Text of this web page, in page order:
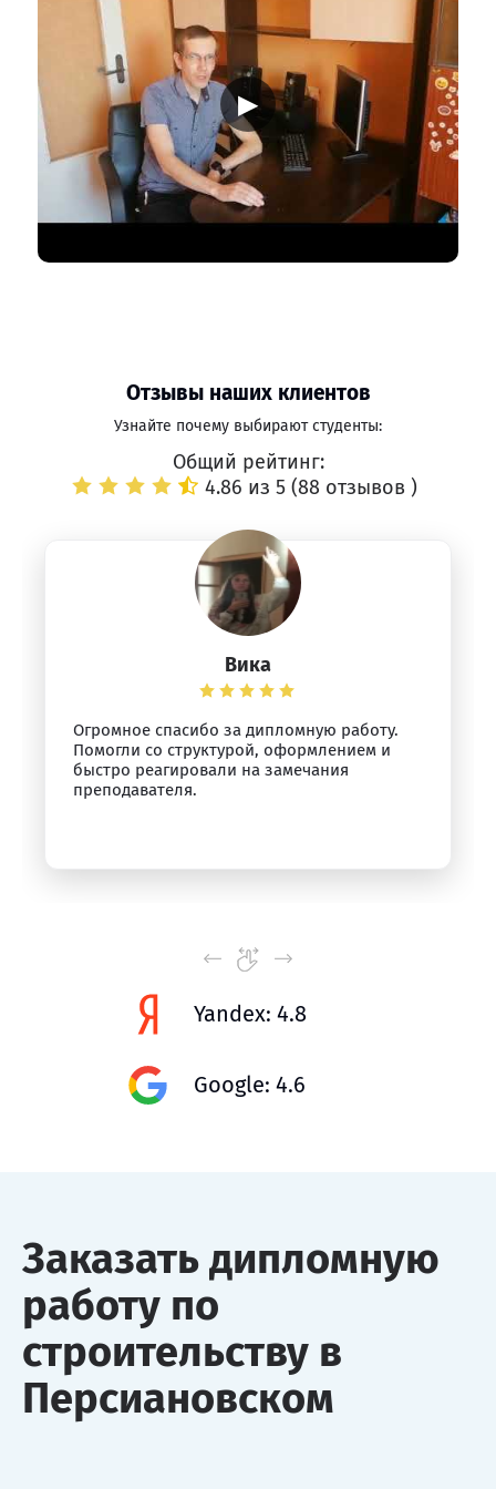
▶
Отзывы наших клиентов
Узнайте почему выбирают студенты:
Общий рейтинг:
4.86 из 5 (88 отзывов )
Вика
Огромное спасибо за дипломную работу.
Помогли со структурой, оформлением и
быстро реагировали на замечания
преподавателя.
Yandex: 4.8
Google: 4.6
Заказать дипломную
работу по
строительству в
Персиановском